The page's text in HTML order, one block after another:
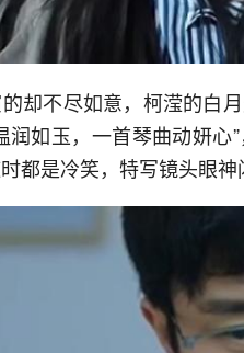
却不尽如意，柯滢的白
润如玉，一首琴曲动妍
都是冷笑，特写镜头眼